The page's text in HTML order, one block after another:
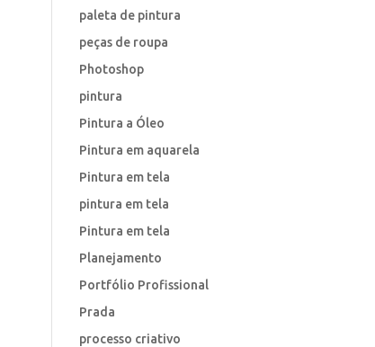
paleta de pintura
peças de roupa
Photoshop
pintura
Pintura a Óleo
Pintura em aquarela
Pintura em tela
pintura em tela
Pintura em tela
Planejamento
Portfólio Profissional
Prada
processo criativo